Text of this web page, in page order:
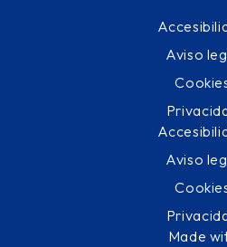
Aviso
Aviso
Made